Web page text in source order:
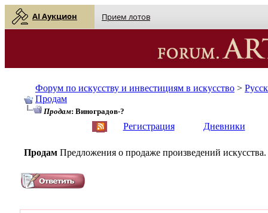
AI Аукцион Прием лотов
Форум по искусству и инвестициям в искусство >
Продам
Продам: Виноградов-?
Регистрация Дневники
Продам Предложения о продаже произведений искусства.